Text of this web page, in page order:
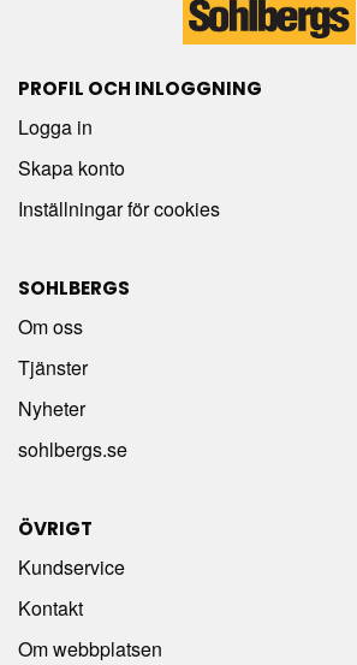
PROFIL OCH INLOGGNING
Logga in
Skapa konto
Inställningar för cookies
SOHLBERGS
Om oss
Tjänster
Nyheter
sohlbergs.se
ÖVRIGT
Kundservice
Kontakt
Om webbplatsen